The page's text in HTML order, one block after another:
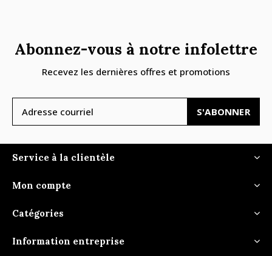
Abonnez-vous à notre infolettre
Recevez les dernières offres et promotions
S'ABONNER
Service à la clientèle
Mon compte
Catégories
Information entreprise